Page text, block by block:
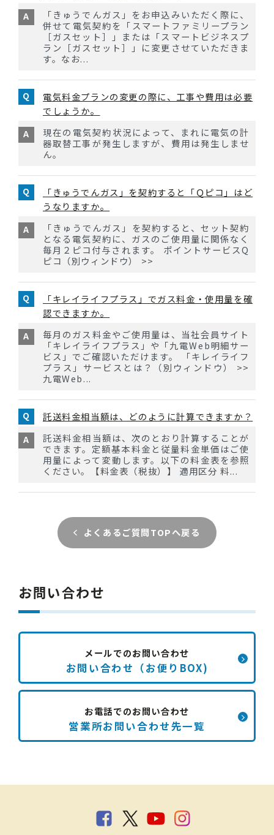
「きゅうでんガス」をお申込みいただく際に、
併せて電気契約を「スマートファミリープラン
［ガスセット］」または「スマートビジネスプ
ラン［ガスセット］」に変更させていただきま
す。なお...
電気料金プランの変更の際に、工事や費用は必要
でしょうか。
現在の電気契約状況によって、まれに電気の計
器取替工事が発生しますが、費用は発生しませ
ん。
「きゅうでんガス」を契約すると「Ｑピコ」はど
うなりますか。
「きゅうでんガス」を契約すると、セット契約
となる電気契約に、ガスのご使用量に関係なく
毎月２ピコ付与されます。 ポイントサービスQ
ピコ（別ウィンドウ） >>
「キレイライフプラス」でガス料金・使用量を確
認できますか。
毎月のガス料金やご使用量は、当社会員サイト
「キレイライフプラス」や「九電Web明細サー
ビス」でご確認いただけます。 「キレイライフ
プラス」サービスとは？（別ウィンドウ） >>
九電Web...
託送料金相当額は、どのように計算できますか？
託送料金相当額は、次のとおり計算することが
できます。定額基本料金と従量料金単価はご使
用量によって変動します。以下の料金表を参照
ください。【料金表（税抜）】 適用区分 料...
よくあるご質問TOPへ戻る
お問い合わせ
メールでのお問い合わせ
お問い合わせ（お便りBOX)
お電話でのお問い合わせ
営業所お問い合わせ先一覧